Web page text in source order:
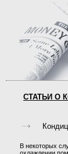
СТАТЬИ О
В некоторых